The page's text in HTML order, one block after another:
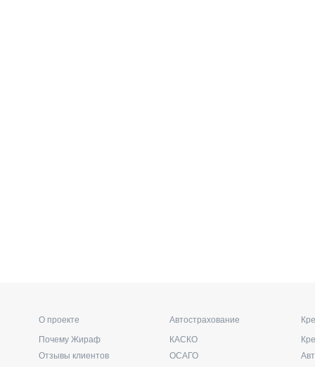
О проекте
Почему Жираф
Отзывы клиентов
Автострахование
КАСКО
ОСАГО